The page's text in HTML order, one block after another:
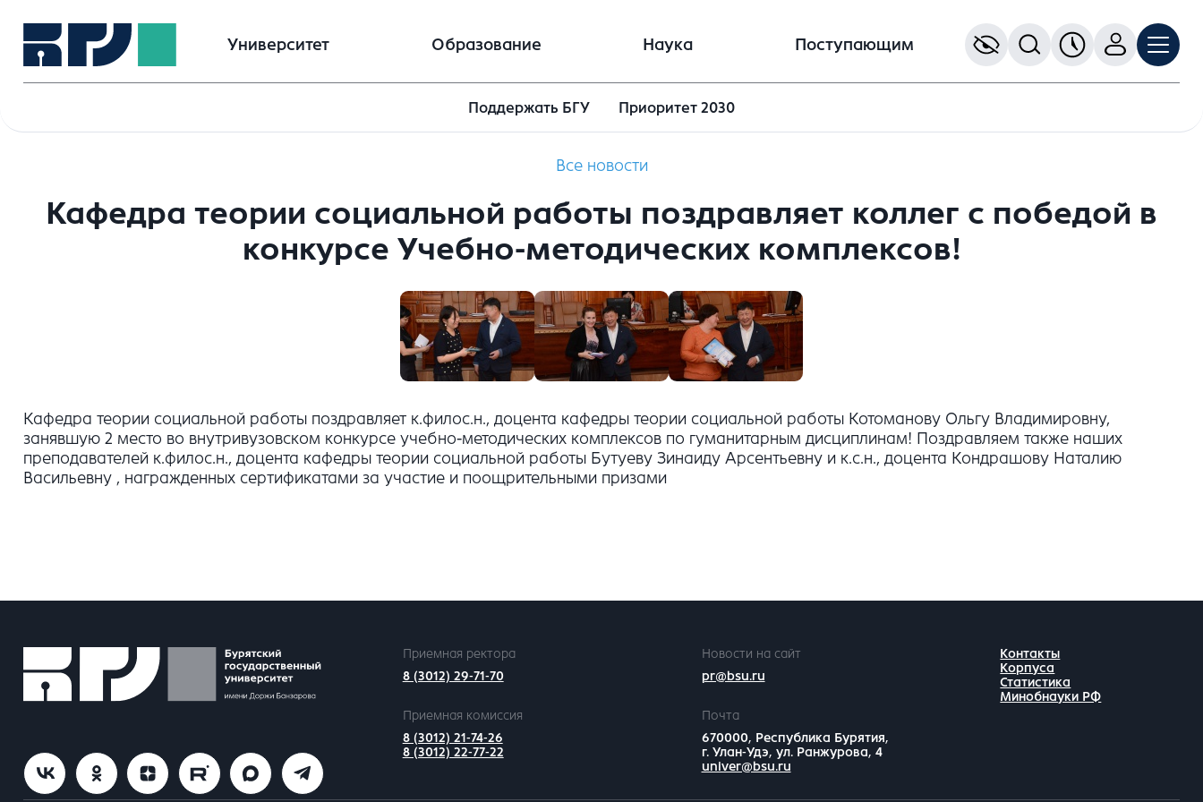
Университет Образование Наука Поступающим
Поддержать БГУ Приоритет 2030
Все новости
Кафедра теории социальной работы поздравляет коллег с победой в
конкурсе Учебно-методических комплексов!
Кафедра теории социальной работы поздравляет к.филос.н., доцента кафедры теории социальной работы Котоманову Ольгу Владимировну,
занявшую 2 место во внутривузовском конкурсе учебно-методических комплексов по гуманитарным дисциплинам! Поздравляем также наших
преподавателей к.филос.н., доцента кафедры теории социальной работы Бутуеву Зинаиду Арсентьевну и к.с.н., доцента Кондрашову Наталию
Васильевну , награжденных сертификатами за участие и поощрительными призами
Приемная ректора
8 (3012) 29-71-70
Новости на сайт
pr@bsu.ru
Приемная комиссия
8 (3012) 21-74-26
8 (3012) 22-77-22
Почта
670000, Республика Бурятия,
г. Улан-Удэ, ул. Ранжурова, 4
univer@bsu.ru
Контакты
Корпуса
Статистика
Минобнауки РФ